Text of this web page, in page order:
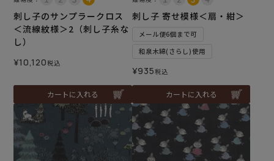
刺し子のサンプラークロス
＜流線紋様＞2（刺し子糸な
し）
¥10,120税込
カートに入れる
刺し子 寄せ模様＜扇・紺＞
メール便6個まで可
和泉木綿(さらし)使用
¥935税込
カートに入れる